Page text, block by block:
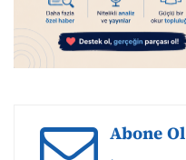
Abone Ol